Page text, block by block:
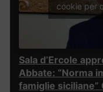
cookie per
Sala d’Ercole
Abbate: “Norma
famiglie siciliane”